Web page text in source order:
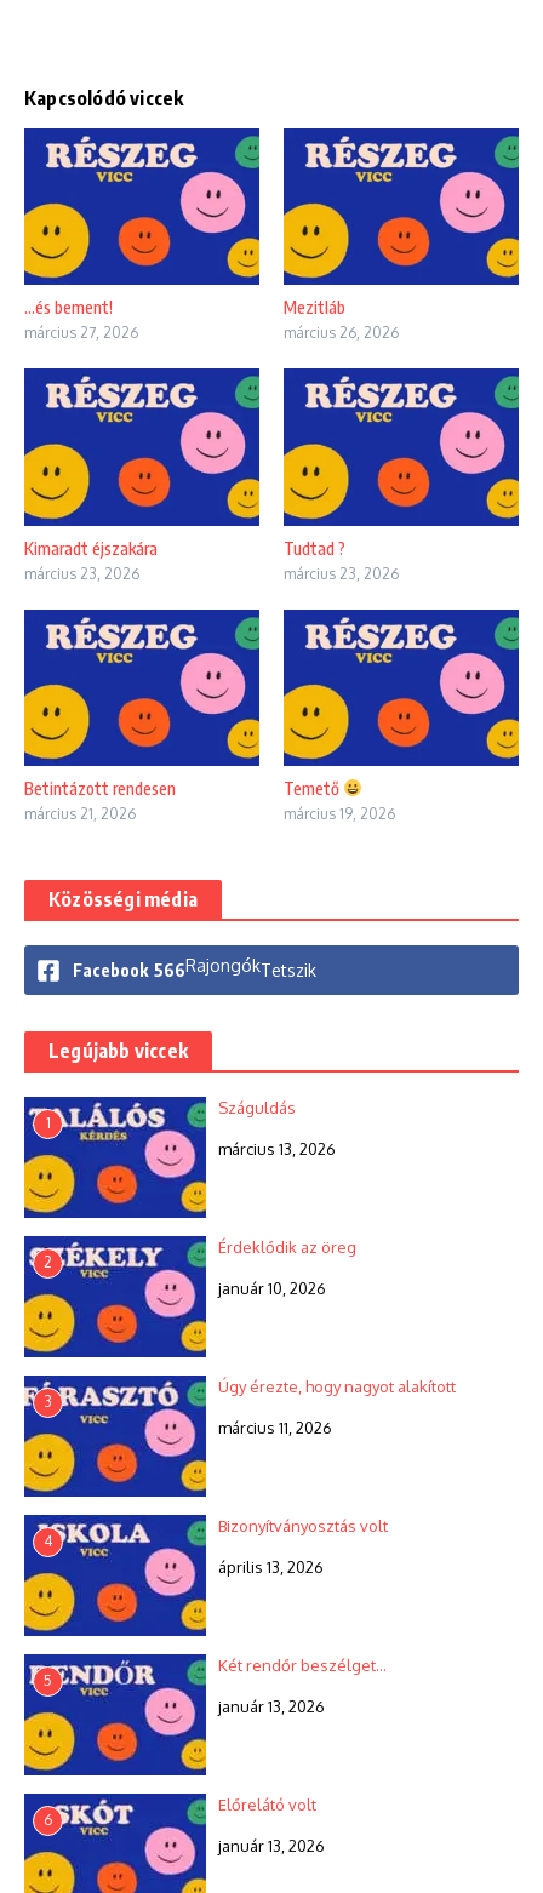
Kapcsolódó viccek
…és bement!
március 27, 2026
Mezitláb
március 26, 2026
Kimaradt éjszakára
március 23, 2026
Tudtad ?
március 23, 2026
Betintázott rendesen
március 21, 2026
Temető
március 19, 2026
Közösségi média
Facebook 566RajongókTetszik
Legújabb viccek
1
Száguldás
március 13, 2026
2
Érdeklődik az öreg
január 10, 2026
3
Úgy érezte, hogy nagyot alakított
március 11, 2026
4
Bizonyítványosztás volt
április 13, 2026
5
Két rendőr beszélget…
január 13, 2026
6
Előrelátó volt
január 13, 2026